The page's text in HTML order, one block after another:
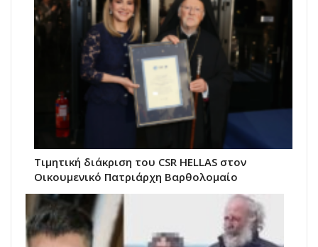
Τιμητική διάκριση του CSR HELLAS στον
Οικουμενικό Πατριάρχη Βαρθολομαίο